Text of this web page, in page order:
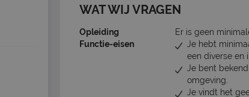
WAT WIJ VRAGEN
Opleiding
Er is geen
Functie-eisen
Je hebt
een diverse en
Je bent
omgeving.
Je vindt het